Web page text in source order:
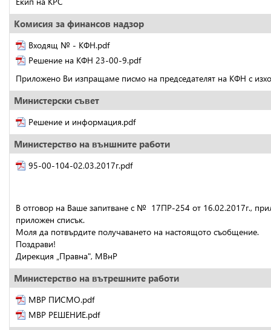
Комисия за финансов надзор
Входящ № - КФН.pdf
Решение на КФН 23-00-9.pdf
Приложено Ви изпращаме писмо на председателят на КФН с
Министерски съвет
Решение и информация.pdf
Министерство на външните работи
95-00-104-02.03.2017г.pdf
В отговор на Ваше запитване с №  17ПР-254 от 16.02.2017г.,
приложен списък.
Моля да потвърдите получаването на настоящото съобщение.
Поздрави!
Дирекция „Правна", МВнР
Министерство на вътрешните работи
МВР ПИСМО.pdf
МВР РЕШЕНИЕ.pdf